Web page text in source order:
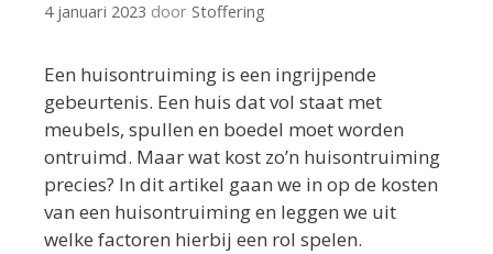
4 januari 2023 door Stoffering
Een huisontruiming is een ingrijpende
gebeurtenis. Een huis dat vol staat met
meubels, spullen en boedel moet worden
ontruimd. Maar wat kost zo’n huisontruiming
precies? In dit artikel gaan we in op de kosten
van een huisontruiming en leggen we uit
welke factoren hierbij een rol spelen.